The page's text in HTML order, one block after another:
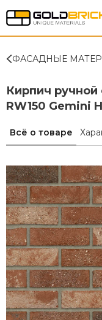
ФАСАДНЫЕ
Кирпич ручной
RW150 Gemini
Всё о товаре